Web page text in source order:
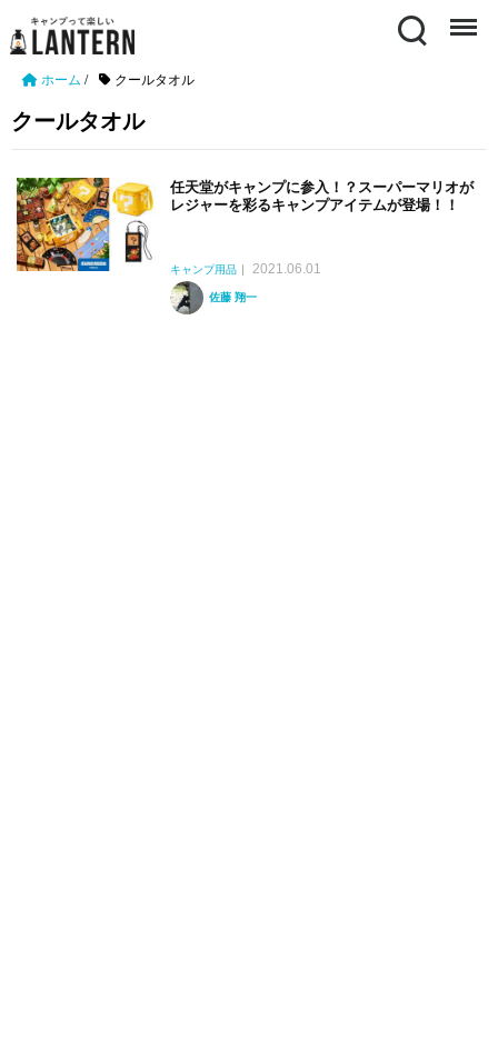
Search Menu
ホーム / クールタオル
クールタオル
任天堂がキャンプに参入！？スーパーマリオが
レジャーを彩るキャンプアイテムが登場！！
キャンプ用品
2021.06.01
佐藤 翔一